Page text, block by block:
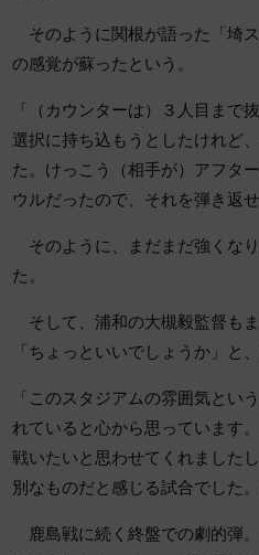
そのように関根が語った「埼
の感覚が蘇ったという。
「（カウンターは）３人目まで
選択に持ち込もうとしたけれど
た。けっこう（相手が）アフタ
ウルだったので、それを弾き返
そのように、まだまだ強くな
た。
そして、浦和の大槻毅監督も
「ちょっといいでしょうか」と
「このスタジアムの雰囲気とい
れていると心から思っています
戦いたいと思わせてくれました
別なものだと感じる試合でした
鹿島戦に続く終盤での劇的弾